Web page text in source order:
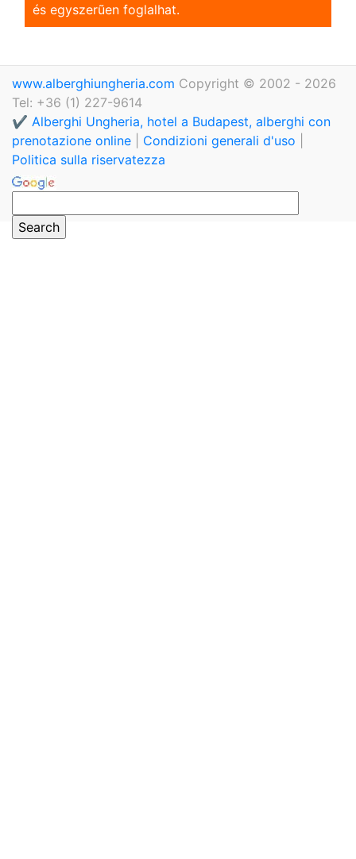
és egyszerũen foglalhat.
www.alberghiungheria.com Copyright © 2002 - 2026
Tel: +36 (1) 227-9614
✔️ Alberghi Ungheria, hotel a Budapest, alberghi con
prenotazione online
Condizioni generali d'uso
Politica sulla riservatezza